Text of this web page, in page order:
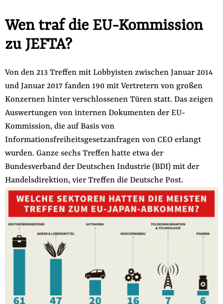
Wen traf die EU-Kommission
zu JEFTA?
Von den 213 Treffen mit Lobbyisten zwischen Januar 2014
und Januar 2017 fanden 190 mit Vertretern von großen
Konzernen hinter verschlossenen Türen statt. Das zeigen
Auswertungen von internen Dokumenten der EU-
Kommission, die auf Basis von
Informationsfreiheitsgesetzanfragen von CEO erlangt
wurden. Ganze sechs Treffen hatte etwa der
Bundesverband der Deutschen Industrie (BDI) mit der
Handelsdirektion, vier Treffen die Deutsche Post.